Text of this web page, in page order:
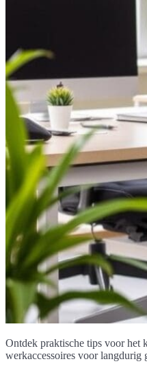
Ontdek praktische tips voor het
werkaccessoires voor